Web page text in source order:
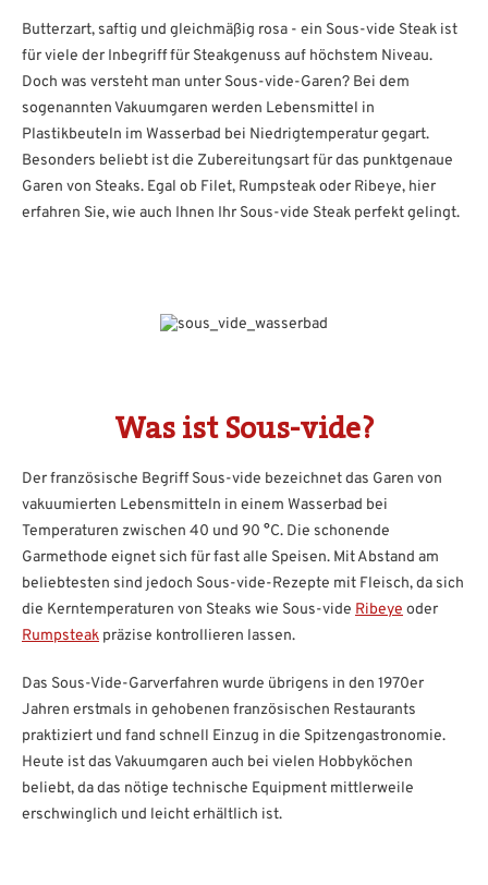
Butterzart, saftig und gleichmäßig rosa - ein Sous-vide Steak ist
für viele der Inbegriff für Steakgenuss auf höchstem Niveau.
Doch was versteht man unter Sous-vide-Garen? Bei dem
sogenannten Vakuumgaren werden Lebensmittel in
Plastikbeuteln im Wasserbad bei Niedrigtemperatur gegart.
Besonders beliebt ist die Zubereitungsart für das punktgenaue
Garen von Steaks. Egal ob Filet, Rumpsteak oder Ribeye, hier
erfahren Sie, wie auch Ihnen Ihr Sous-vide Steak perfekt gelingt.
Was ist Sous-vide?
Der französische Begriff Sous-vide bezeichnet das Garen von
vakuumierten Lebensmitteln in einem Wasserbad bei
Temperaturen zwischen 40 und 90 °C. Die schonende
Garmethode eignet sich für fast alle Speisen. Mit Abstand am
beliebtesten sind jedoch Sous-vide-Rezepte mit Fleisch, da sich
die Kerntemperaturen von Steaks wie Sous-vide Ribeye oder
Rumpsteak präzise kontrollieren lassen.
Das Sous-Vide-Garverfahren wurde übrigens in den 1970er
Jahren erstmals in gehobenen französischen Restaurants
praktiziert und fand schnell Einzug in die Spitzengastronomie.
Heute ist das Vakuumgaren auch bei vielen Hobbyköchen
beliebt, da das nötige technische Equipment mittlerweile
erschwinglich und leicht erhältlich ist.